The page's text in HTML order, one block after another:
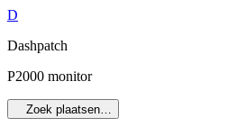
D
Dashpatch
P2000 monitor
Zoek plaatsen…